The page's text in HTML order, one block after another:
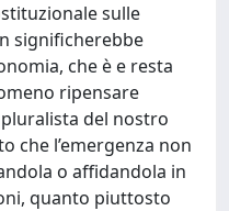
sulle
significherebbe
che è e resta
ripensare
del nostro
che l’emergenza non
o affidandola in
quanto piuttosto